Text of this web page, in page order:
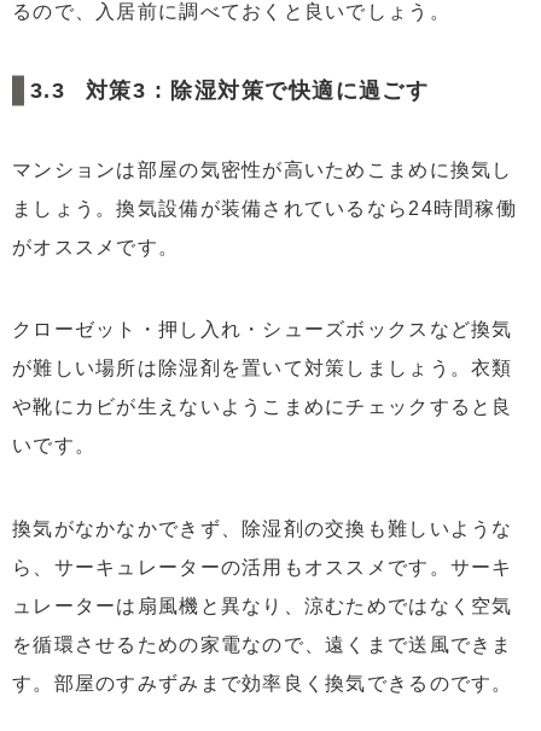
るので、入居前に調べておくと良いでしょう。
対策3 : 除湿対策で快適に過ごす
マンションは部屋の気密性が高いためこまめに換気し
ましょう。換気設備が装備されているなら24時間稼働
がオススメです。
クローゼット・押し入れ・シューズボックスなど換気
が難しい場所は除湿剤を置いて対策しましょう。衣類
や靴にカビが生えないようこまめにチェックすると良
いです。
換気がなかなかできず、除湿剤の交換も難しいような
ら、サーキュレーターの活用もオススメです。サーキ
ュレーターは扇風機と異なり、涼むためではなく空気
を循環させるための家電なので、遠くまで送風できま
す。部屋のすみずみまで効率良く換気できるのです。